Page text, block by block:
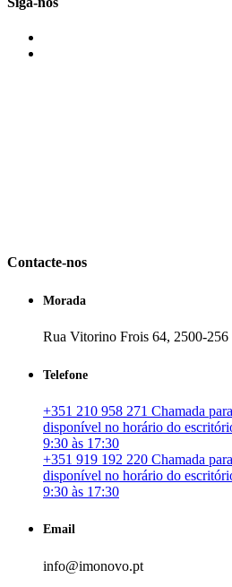
Contacte-nos
Morada
Rua Vitorino Frois 64, 2500-256
Telefone
+351 210 958 271 Chamada
disponível no horário do
9:30 às 17:30
+351 919 192 220 Chamada
disponível no horário do
9:30 às 17:30
Email
info@imonovo.pt